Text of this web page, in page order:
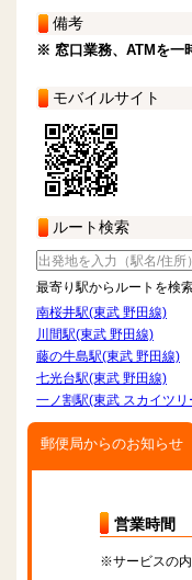
備考
※ 窓口業務、ATMを一
モバイルサイト
ルート検索
最寄り駅からルートを検
南桜井駅(東武 野田線)
川間駅(東武 野田線)
藤の牛島駅(東武 野田線)
七光台駅(東武 野田線)
一ノ割駅(東武 スカイツ
郵便局からのお知らせ
営業時間
※サービスの内